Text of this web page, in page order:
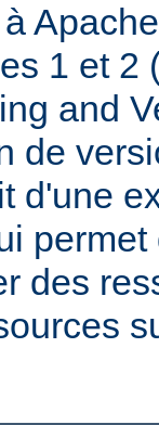
1 et 2
and
de
d'une
des